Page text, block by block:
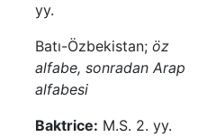
yy.
Batı-Özbekistan; öz
alfabe, sonradan Arap
alfabesi
Baktrice: M.S. 2. yy.